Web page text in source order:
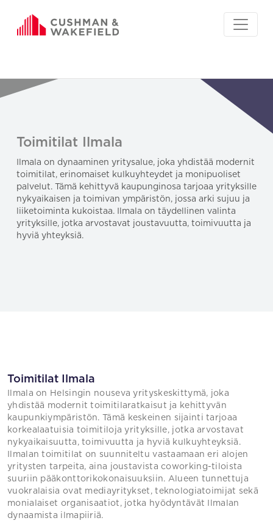
Toimitilat Ilmala
Ilmala on dynaaminen yritysalue, joka yhdistää modernit
toimitilat, erinomaiset kulkuyhteydet ja monipuoliset
palvelut. Tämä kehittyvä kaupunginosa tarjoaa yrityksille
nykyaikaisen ja toimivan ympäristön, jossa arki sujuu ja
liiketoiminta kukoistaa. Ilmala on täydellinen valinta
yrityksille, jotka arvostavat joustavuutta, toimivuutta ja
hyviä yhteyksiä.
Toimitilat Ilmala
Ilmala on Helsingin nouseva yrityskeskittymä, joka
yhdistää modernit toimitilaratkaisut ja kehittyvän
kaupunkiympäristön. Tämä keskeinen sijainti tarjoaa
korkealaatuisia toimitiloja yrityksille, jotka arvostavat
nykyaikaisuutta, toimivuutta ja hyviä kulkuyhteyksiä.
Ilmalan toimitilat on suunniteltu vastaamaan eri alojen
yritysten tarpeita, aina joustavista coworking-tiloista
suuriin pääkonttorikokonaisuuksiin. Alueen tunnettuja
vuokralaisia ovat mediayritykset, teknologiatoimijat sekä
monialaiset organisaatiot, jotka hyödyntävät Ilmalan
dynaamista ilmapiiriä.